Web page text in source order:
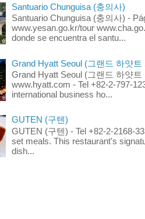
Santuario Chunguisa (충의사)
Santuario Chunguisa (충의사) -
www.yesan.go.kr/tour
donde se encuentra el santu...
Grand Hyatt Seoul (그랜드 하얏트
Grand Hyatt Seoul (그랜드 하얏트
www.hyatt.com - Tel +82-2-797-
international business ho...
GUTEN (구텐)
GUTEN (구텐) - Tel +82-2-2168-
set meals. This restaurant's
dish...